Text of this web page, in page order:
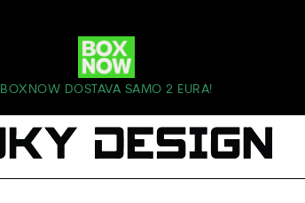
BOXNOW DOSTAVA SAMO 2 EURA!